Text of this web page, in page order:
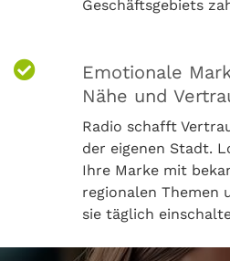
Geschäftsgebiets
Emotionale
Nähe und
Radio schafft
der eigenen Stadt.
Ihre Marke mit
regionalen Themen
sie täglich